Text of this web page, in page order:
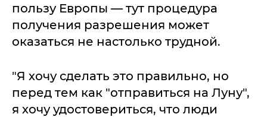
пользу Европы — тут процедура
получения разрешения может
оказаться не настолько трудной.
"Я хочу сделать это правильно, но
перед тем как "отправиться на Луну",
я хочу удостовериться, что люди